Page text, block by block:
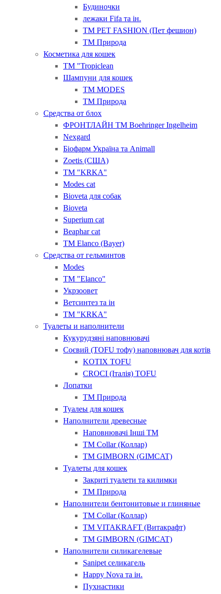
Будиночки
лежаки Fifa та ін.
ТМ PET FASHION (Пет фешион)
ТМ Природа
Косметика для кошек
ТМ "Tropiclean
Шампуни для кошек
ТМ MODES
ТМ Природа
Средства от блох
ФРОНТЛАЙН ТМ Boehringer Ingelheim
Nexgard
Біофарм Україна та Animall
Zoetis (США)
ТМ "KRKA"
Modes cat
Bioveta для собак
Bioveta
Superium cat
Beaphar cat
ТМ Elanco (Bayer)
Средства от гельминтов
Modes
ТМ "Elanсo"
Укрзоовет
Ветсинтез та ін
ТМ "KRKA"
Туалеты и наполнители
Кукурудзяні наповнювачі
Соєвий (TOFU тофу) наповнювач для котів
KOTIX TOFU
CROCI (Італія) ТOFU
Лопатки
ТМ Природа
Туалеы для кошек
Наполнители древесные
Наповнювачі Інші ТМ
ТМ Collar (Коллар)
ТМ GIMBORN (GIMCAT)
Туалеты для кошек
Закриті туалети та килимки
ТМ Природа
Наполнители бентонитовые и глиняные
ТМ Collar (Коллар)
ТМ VITAKRAFT (Витакрафт)
ТМ GIMBORN (GIMCAT)
Наполнители силикагелевые
Sanipet селикагель
Happy Nova та ін.
Пухнастики